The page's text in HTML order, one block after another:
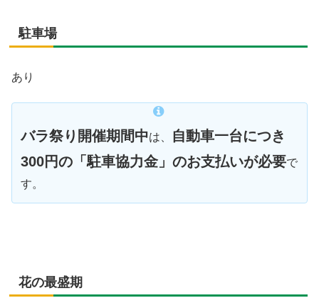
駐車場
あり
バラ祭り開催期間中は、
自動車一台につき
300円の「駐車協力金」のお支払いが必要で
す。
花の最盛期